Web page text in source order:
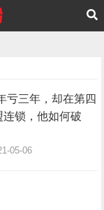
亏三年，却在第四
锁，他如何破
05-06